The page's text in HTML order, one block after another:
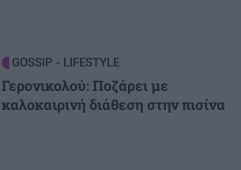
GOSSIP - LIFESTYLE
Γερονικολού: Ποζάρει με
καλοκαιρινή διάθεση στην πισίνα